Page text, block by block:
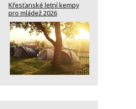
Křesťanské letní kempy
pro mládež 2026